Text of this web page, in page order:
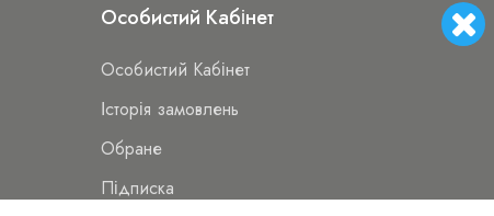
Особистий Кабінет
Особистий Кабінет
Історія замовлень
Обране
Підписка